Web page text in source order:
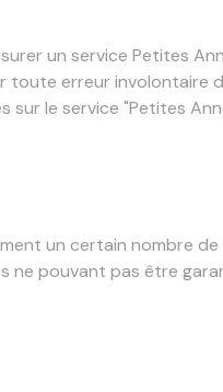
un service Petites
toute erreur
le service "Petites
un certain nombre
pouvant pas être